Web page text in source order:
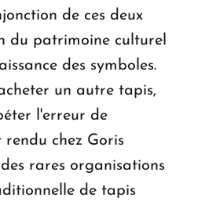
de ces deux
du patrimoine culturel
des symboles.
un autre tapis,
l'erreur de
rendu chez Goris
rares organisations
de tapis